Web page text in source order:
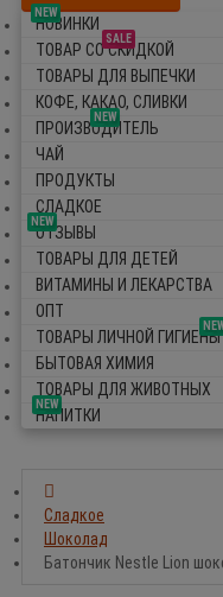
NEW
НОВИНКИ
SALE
ТОВАР СО СКИДКОЙ
ТОВАРЫ ДЛЯ ВЫПЕЧКИ
КОФЕ, КАКАО, СЛИВКИ
NEW
ПРОИЗВОДИТЕЛЬ
ЧАЙ
ПРОДУКТЫ
СЛАДКОЕ
NEW
ОТЗЫВЫ
ТОВАРЫ ДЛЯ ДЕТЕЙ
ВИТАМИНЫ И ЛЕКАРСТВА
ОПТ
ТОВАРЫ ЛИЧНОЙ ГИГИЕНЫ
БЫТОВАЯ ХИМИЯ
ТОВАРЫ ДЛЯ ЖИВОТНЫХ
NEW
НАПИТКИ
Сладкое
Шоколад
Батончик Nestle Lion